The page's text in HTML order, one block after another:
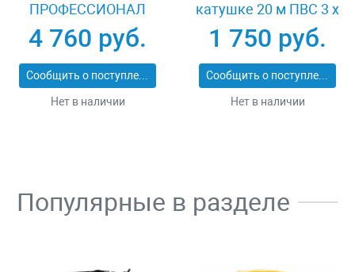
ПРОФЕССИОНАЛ
3191
4 760 руб.
Сообщить о поступлении
Нет в наличии
катушке 20 м ПВС 3 х
1кв мм 4 гнезда Зубр
ПРОФЕССИОНАЛ
55082-20
1 750 руб.
Сообщить о поступлении
Нет в наличии
Популярные в разделе